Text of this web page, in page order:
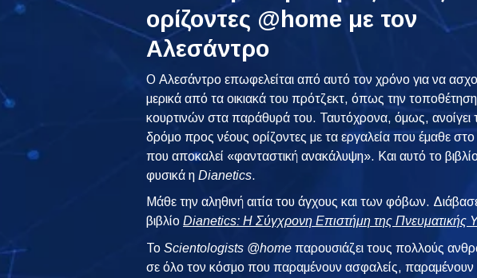
ορίζοντες @home με τον
Αλεσάντρο
Ο Αλεσάντρο επωφελείται από αυτό τον χρόνο για να
μερικά από τα οικιακά του πρότζεκτ, όπως την
κουρτινών στα παράθυρά του. Ταυτόχρονα, όμως, ανοίγει
δρόμο προς νέους ορίζοντες με τα εργαλεία που έμαθε στο
που αποκαλεί «φανταστική ανακάλυψη». Και αυτό το βιβλίο
φυσικά ηDianetics.
Μάθε την αληθινή αιτία του άγχους και των φόβων.
βιβλίοDianetics: Η Σύγχρονη Επιστήμη της Πνευματικής
ToScientologists @home παρουσιάζει τους πολλούς
σε όλο τον κόσμο που παραμένουν ασφαλείς, παραμένουν